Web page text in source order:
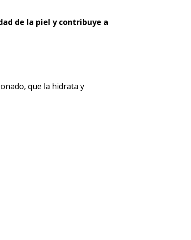
de la piel y contribuye a
que la hidrata y